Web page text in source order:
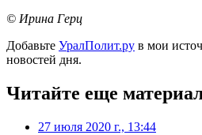
© Ирина Герц
Добавьте УралПолит.ру в мои
новостей дня.
Читайте еще
27 июля 2020 г., 13:44